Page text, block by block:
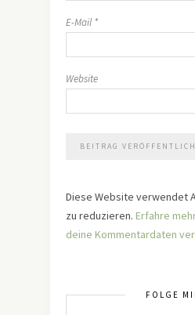
E-Mail *
Website
Diese Website verwendet
zu reduzieren. Erfahre
deine Kommentardaten
FOLGE